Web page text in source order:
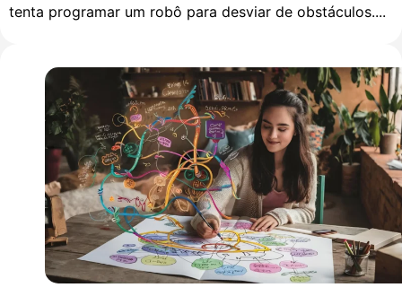
tenta programar um robô para desviar de obstáculos....